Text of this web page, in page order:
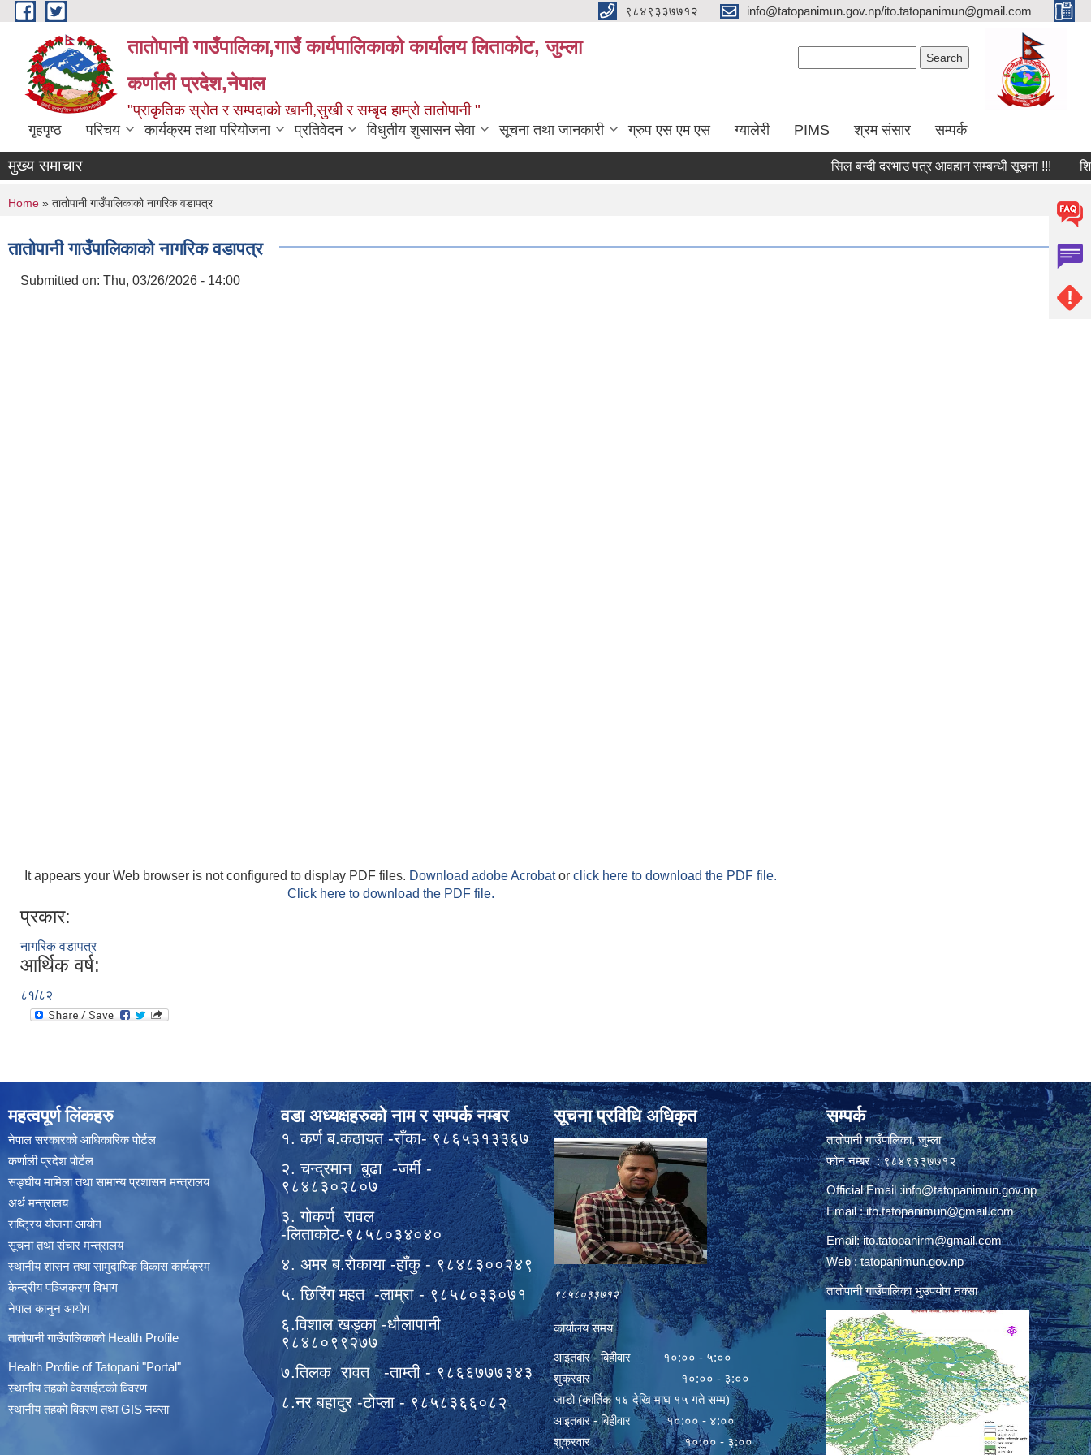
Skip to main content ९८४९३३७७१२ info@tatopanimun.gov.np/ito.tatopanimun@gmail.com
तातोपानी गाउँपालिका,गाउँ कार्यपालिकाको कार्यालय लिताकोट, जुम्ला
कर्णाली प्रदेश,नेपाल
"प्राकृतिक स्रोत र सम्पदाको खानी,सुखी र सम्बृद हाम्रो तातोपानी "
गृहपृष्ठ परिचय कार्यक्रम तथा परियोजना प्रतिवेदन विधुतीय शुसासन सेवा सूचना तथा जानकारी ग्रुप एस एम एस ग्यालेरी PIMS श्रम संसार सम्पर्क
मुख्य समाचार सिल बन्दी दरभाउ पत्र आवहान सम्बन्धी सूचना !!!
You are here
Home » तातोपानी गाउँपालिकाको नागरिक वडापत्र
तातोपानी गाउँपालिकाको नागरिक वडापत्र
Submitted on: Thu, 03/26/2026 - 14:00
It appears your Web browser is not configured to display PDF files. Download adobe Acrobator click here to download the PDF file.
Click here to download the PDF file.
प्रकार:
नागरिक वडापत्र
आर्थिक वर्ष:
८१/८२
महत्वपूर्ण लिंकहरु
नेपाल सरकारको आधिकारिक पोर्टल
कर्णाली प्रदेश पोर्टल
सङ्घीय मामिला तथा सामान्य प्रशासन मन्त्रालय
अर्थ मन्त्रालय
राष्ट्रिय योजना आयोग
सूचना तथा संचार मन्त्रालय
स्थानीय शासन तथा सामुदायिक विकास कार्यक्रम
केन्द्रीय पञ्जिकरण विभाग
नेपाल कानुन आयोग
तातोपानी गाउँपालिकाको Health Profile
Health Profile of Tatopani "Portal"
स्थानीय तहको वेवसाईटको विवरण
स्थानीय तहको विवरण तथा GIS नक्सा
वडा अध्यक्षहरुको नाम र सम्पर्क नम्बर
१. कर्ण ब.कठायत -राँका- ९८६५३१३३६७
२. चन्द्रमान बुढा -जर्मी -
९८४८३०२८०७
३. गोकर्ण रावल
-लिताकोट-९८५८०३४०४०
४. अमर ब.रोकाया -हाँकु - ९८४८३००२४९
५. छिरिंग महत -लाम्रा - ९८५८०३३०७१
६.विशाल खड्का -धौलापानी
९८४८०९९२७७
७.तिलक रावत -ताम्ती - ९८६६७७७३४३
८.नर बहादुर -टोप्ला - ९८५८३६६०८२
सूचना प्रविधि अधिकृत
९८५८०३३७१२
कार्यालय समय
आइतबार - बिहीवार १०:०० - ५:००
शुक्रवार १०:०० - ३:००
जाडो (कार्तिक १६ देखि माघ १५ गते सम्म)
आइतबार - बिहीवार १०:०० - ४:००
शुक्रवार १०:०० - ३:००
सम्पर्क
तातोपानी गाउँपालिका, जुम्ला
फोन नम्बर : ९८४९३३७७१२
Official Email :info@tatopanimun.gov.np
Email :ito.tatopanimun@gmail.com
Email:ito.tatopanirm@gmail.com
Web : tatopanimun.gov.np
तातोपानी गाउँपालिका भुउपयोग नक्सा